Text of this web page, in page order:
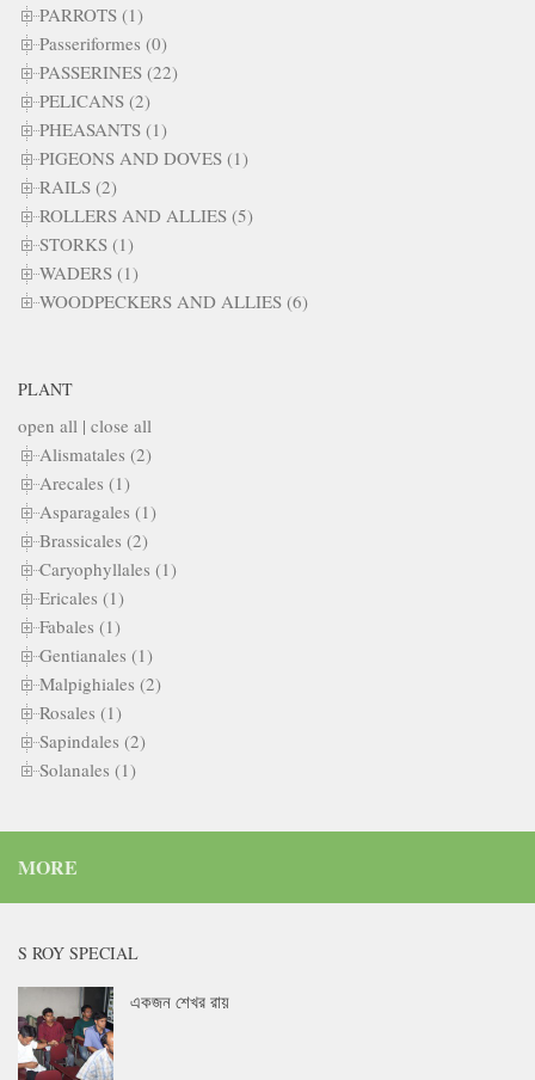
PARROTS (1)
Passeriformes (0)
PASSERINES (22)
PELICANS (2)
PHEASANTS (1)
PIGEONS AND DOVES (1)
RAILS (2)
ROLLERS AND ALLIES (5)
STORKS (1)
WADERS (1)
WOODPECKERS AND ALLIES (6)
PLANT
open all | close all
Alismatales (2)
Arecales (1)
Asparagales (1)
Brassicales (2)
Caryophyllales (1)
Ericales (1)
Fabales (1)
Gentianales (1)
Malpighiales (2)
Rosales (1)
Sapindales (2)
Solanales (1)
MORE
S ROY SPECIAL
একজন শেখর রায়